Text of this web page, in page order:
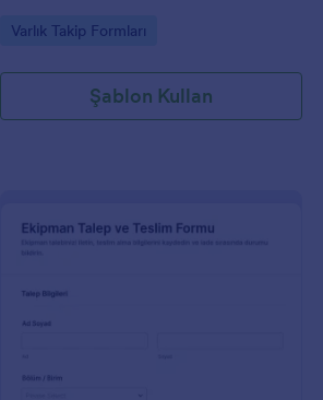
ve form yanıtlarını tek yerden yönetin.
Go to Category:
Varlık Takip Formları
Şablon Kullan